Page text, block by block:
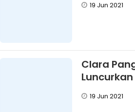
19 Jun 2021
Clara
19 Jun 2021